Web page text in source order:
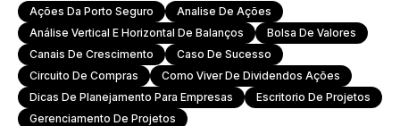
Ações Da Porto Seguro
Analise De Ações
Análise Vertical E Horizontal De Balanços
Bolsa De Valores
Canais De Crescimento
Caso De Sucesso
Circuito De Compras
Como Viver De Dividendos Ações
Dicas De Planejamento Para Empresas
Escritorio De Projetos
Gerenciamento De Projetos